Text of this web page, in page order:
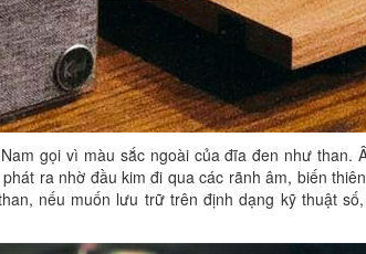
gọi vì màu sắc ngoài của đĩa đen như
ra nhờ đầu kim đi qua các rãnh âm, biến
nếu muốn lưu trữ trên định dạng kỹ thuật